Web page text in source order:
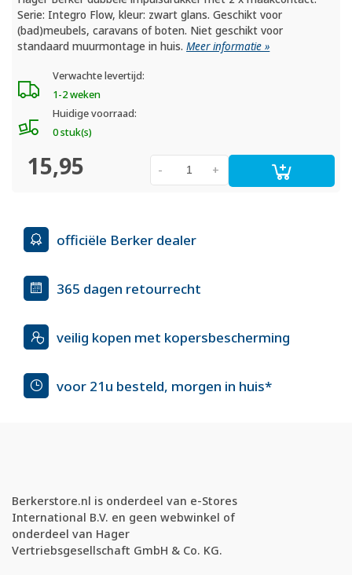
Serie: Integro Flow, kleur: zwart glans. Geschikt voor
(bad)meubels, caravans of boten. Niet geschikt voor
standaard muurmontage in huis.Meer informatie »
Verwachte levertijd:
1-2 weken
Huidige voorraad:
0 stuk(s)
15,95 +
-
officiële Berker dealer
365 dagen retourrecht
veilig kopen met kopersbescherming
voor 21u besteld, morgen in huis*
Berkerstore.nl is onderdeel van e-Stores
International B.V. en geen webwinkel of
onderdeel van Hager
Vertriebsgesellschaft GmbH & Co. KG.